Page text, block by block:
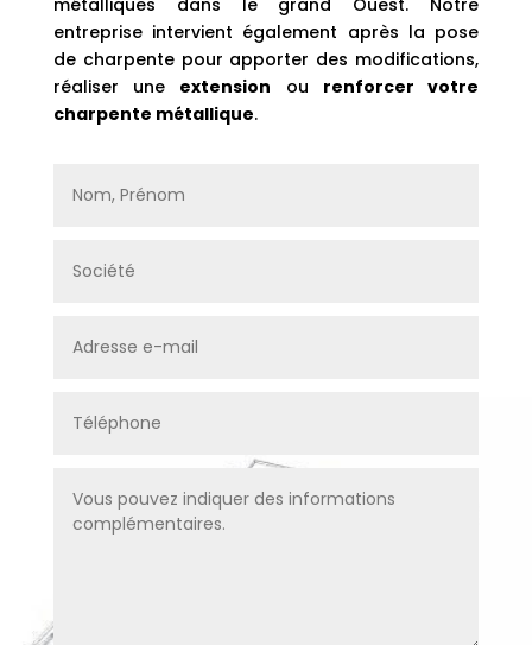
métalliques dans le grand Ouest. Notre
entreprise intervient également après la pose
de charpente pour apporter des modifications,
réaliser une extension ou renforcer votre
charpente métallique.